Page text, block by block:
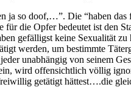
so doof,…”. Die “haben
die Opfer bedeutet ist den
gefälligst keine Sexualität zu
werden, um bestimmte
unabhängig von seinem
wird offensichtlich völlig
getätigt hättest….die